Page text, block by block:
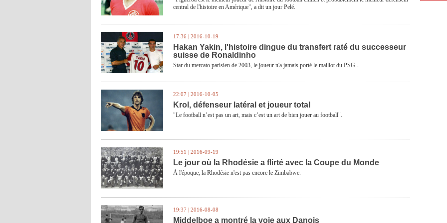
central de l'histoire en Amérique", a dit un jour Pelé.
17:36 | 2016-10-19
Hakan Yakin, l'histoire dingue du transfert raté du successeur
suisse de Ronaldinho
Star du mercato parisien de 2003, le joueur n'a jamais porté le maillot du PSG...
22:07 | 2016-10-05
Krol, défenseur latéral et joueur total
"Le football n’est pas un art, mais c’est un art de bien jouer au football".
19:51 | 2016-09-19
Le jour où la Rhodésie a flirté avec la Coupe du Monde
À l'époque, la Rhodésie n'est pas encore le Zimbabwe.
19:37 | 2016-08-08
Middelboe a montré la voie aux Danois